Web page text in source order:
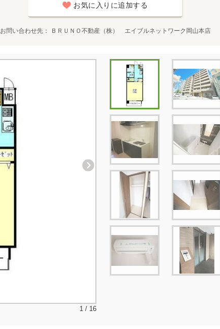
お気に入りに追加する
お問い合わせ先 ＢＲＵＮＯ不動産（株） エイブルネットワーク岡山本店
1 / 16